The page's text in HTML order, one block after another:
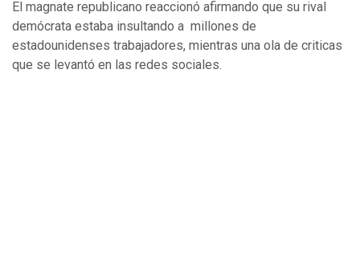
El magnate republicano reaccionó afirmando que su rival
demócrata estaba insultando a millones de
estadounidenses trabajadores, mientras una ola de criticas
que se levantó en las redes sociales.